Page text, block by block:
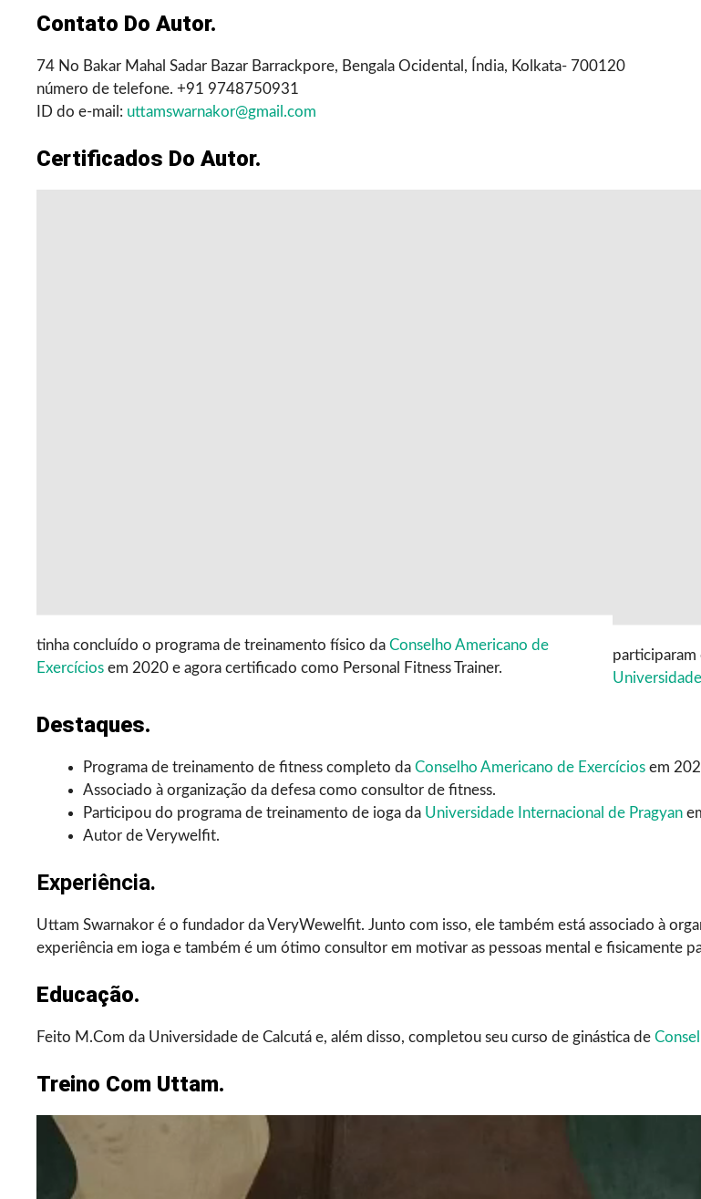
Contato Do Autor.
74 No Bakar Mahal Sadar Bazar Barrackpore, Bengala Ocidental, Índia, Kolkata- 700120
número de telefone. +91 9748750931
ID do e-mail: uttamswarnakor@gmail.com
Certificados Do Autor.
tinha concluído o programa de treinamento físico da Conselho Americano de
Exercícios em 2020 e agora certificado como Personal Fitness Trainer.
participaram
Destaques.
Programa de treinamento de fitness completo da Conselho Americano de Exercícios em
Associado à organização da defesa como consultor de fitness.
Participou do programa de treinamento de ioga da Universidade Internacional de Pragyan
Autor de Verywelfit.
Experiência.
Uttam Swarnakor é o fundador da VeryWewelfit. Junto com isso, ele também está associado à
experiência em ioga e também é um ótimo consultor em motivar as pessoas mental e fisicamente
Educação.
Feito M.Com da Universidade de Calcutá e, além disso, completou seu curso de ginástica de
Treino Com Uttam.